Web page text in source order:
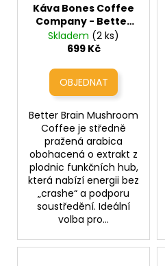
Káva Bones Coffee
Company - Better
Brain Mushroom
Coffee MR (káva s
extraktem pro
soustředění)
Skladem (2 ks)
699 Kč
Better Brain Mushroom
Coffee je středně
pražená arabica
obohacená o extrakt z
plodnic funkčních hub,
která nabízí energii bez
„crashe“ a podporu
soustředění. Ideální
volba pro...